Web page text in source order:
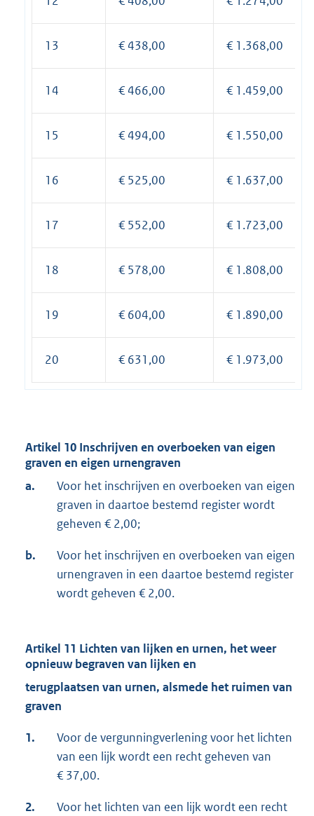
13 € 438,00 € 1.368,00
14 € 466,00 € 1.459,00
15 € 494,00 € 1.550,00
16 € 525,00 € 1.637,00
17 € 552,00 € 1.723,00
18 € 578,00 € 1.808,00
19 € 604,00 € 1.890,00
20 € 631,00 € 1.973,00
Artikel 10 Inschrijven en overboeken van eigen
graven en eigen urnengraven
a.
Voor het inschrijven en overboeken van eigen
graven in daartoe bestemd register wordt
geheven € 2,00;
b.
Voor het inschrijven en overboeken van eigen
urnengraven in een daartoe bestemd register
wordt geheven € 2,00.
Artikel 11 Lichten van lijken en urnen, het weer
opnieuw begraven van lijken en
terugplaatsen van urnen, alsmede het ruimen van
graven
1.
Voor de vergunningverlening voor het lichten
van een lijk wordt een recht geheven van
€ 37,00.
2.
Voor het lichten van een lijk wordt een recht